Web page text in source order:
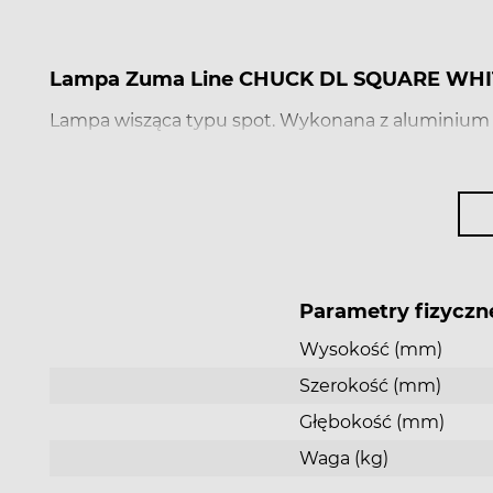
Lampa Zuma Line CHUCK DL SQUARE
Lampa wisząca typu spot. Wykonana z aluminium
Parametry
Wysokość (mm)
Szerokość (mm)
Głębokość (mm)
Waga (kg)